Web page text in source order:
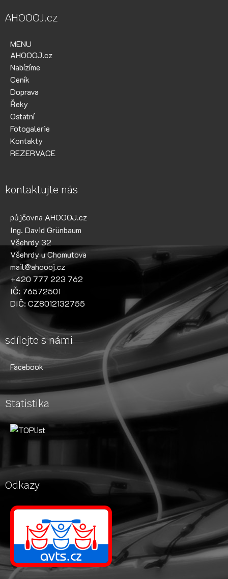
AHOOOJ.cz
MENU
AHOOOJ.cz
Nabízíme
Ceník
Doprava
Řeky
Ostatní
Fotogalerie
Kontakty
REZERVACE
kontaktujte nás
půjčovna AHOOOJ.cz
Ing. David Grünbaum
Všehrdy 32
Všehrdy u Chomutova
mail@ahoooj.cz
+420 777 223 762
IČ: 76572501
DIČ: CZ8012132755
sdílejte s námi
Facebook
Statistika
Odkazy